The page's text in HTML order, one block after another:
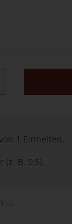
1 Einheiten.
B. 0,5).
...